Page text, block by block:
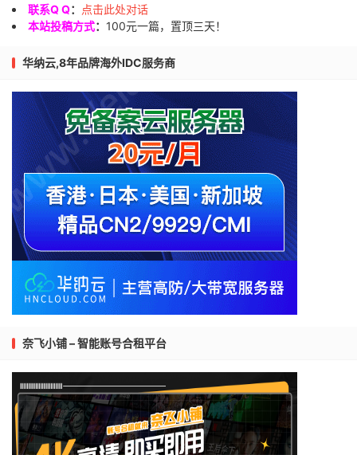
联系Q Q：
点击此处对话
本站投稿方式： 100元一篇，置顶三天！
华纳云,8年品牌海外IDC服务商
奈飞小铺 – 智能账号合租平台